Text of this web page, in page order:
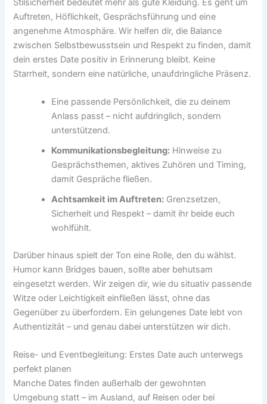
Auftreten, Höflichkeit, Gesprächsführung und eine
angenehme Atmosphäre. Wir helfen dir, die Balance
zwischen Selbstbewusstsein und Respekt zu finden, damit
dein erstes Date positiv in Erinnerung bleibt. Keine
Starrheit, sondern eine natürliche, unaufdringliche Präsenz.
Eine passende Persönlichkeit, die zu deinem
Anlass passt – nicht aufdringlich, sondern
unterstützend.
Kommunikationsbegleitung: Hinweise zu
Gesprächsthemen, aktives Zuhören und Timing,
damit Gespräche fließen.
Achtsamkeit im Auftreten: Grenzsetzen,
Sicherheit und Respekt – damit ihr beide euch
wohlfühlt.
Darüber hinaus spielt der Ton eine Rolle, den du wählst.
Humor kann Bridges bauen, sollte aber behutsam
eingesetzt werden. Wir zeigen dir, wie du situativ passende
Witze oder Leichtigkeit einfließen lässt, ohne das
Gegenüber zu überfordern. Ein gelungenes Date lebt von
Authentizität – und genau dabei unterstützen wir dich.
Reise- und Eventbegleitung: Erstes Date auch unterwegs
perfekt planen
Manche Dates finden außerhalb der gewohnten
Umgebung statt – im Ausland, auf Reisen oder bei